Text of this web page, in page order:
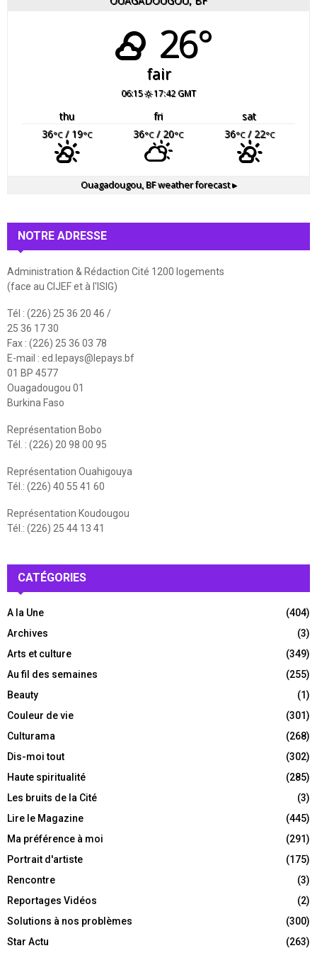
26°
fair
06:15 17:42 GMT
thu fri
sat
36°C/ 19°C 36°C/ 20°C 36°C/ 22°C
Ouagadougou, BFweather forecast ▸
NOTRE ADRESSE
Administration & Rédaction Cité 1200 logements
(face au CIJEF et à l'ISIG)
Tél : (226) 25 36 20 46 /
25 36 17 30
Fax : (226) 25 36 03 78
E-mail : ed.lepays@lepays.bf
01 BP 4577
Ouagadougou 01
Burkina Faso
Représentation Bobo
Tél. : (226) 20 98 00 95
Représentation Ouahigouya
Tél.: (226) 40 55 41 60
Représentation Koudougou
Tél.: (226) 25 44 13 41
CATÉGORIES
A la Une
(404)
Archives
(3)
Arts et culture
(349)
Au fil des semaines
(255)
Beauty
(1)
Couleur de vie
(301)
Culturama
(268)
Dis-moi tout
(302)
Haute spiritualité
(285)
Les bruits de la Cité
(3)
Lire le Magazine
(445)
Ma préférence à moi
(291)
Portrait d'artiste
(175)
Rencontre
(3)
Reportages Vidéos
(2)
Solutions à nos problèmes
(300)
Star Actu
(263)